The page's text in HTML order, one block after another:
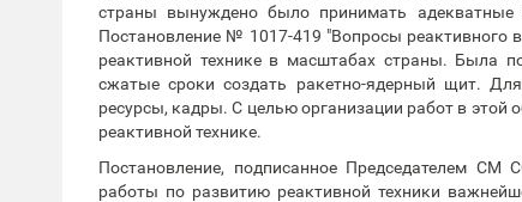
страны вынуждено было принимать
Постановление № 1017-419 "Вопросы реактивного
реактивной технике в масштабах страны. Была
сжатые сроки создать ракетно-ядерный щит.
ресурсы, кадры. С целью организации работ в этой
реактивной технике.
Постановление, подписанное Председателем
работы по развитию реактивной техники